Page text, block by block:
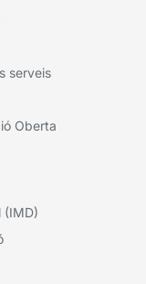
serveis
Oberta
(IMD)